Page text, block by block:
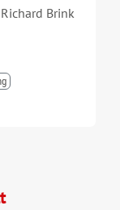
Brink